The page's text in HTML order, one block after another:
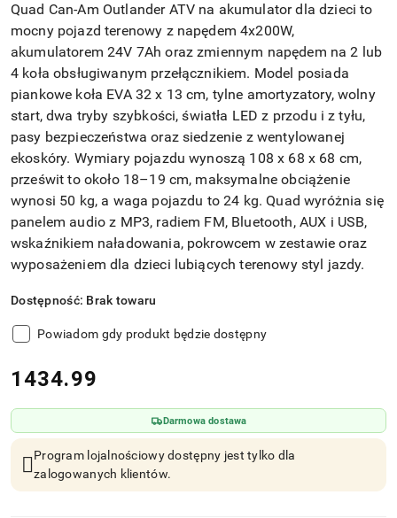
Quad Can-Am Outlander ATV na akumulator dla dzieci to
mocny pojazd terenowy z napędem 4x200W,
akumulatorem 24V 7Ah oraz zmiennym napędem na 2 lub
4 koła obsługiwanym przełącznikiem. Model posiada
piankowe koła EVA 32 x 13 cm, tylne amortyzatory, wolny
start, dwa tryby szybkości, światła LED z przodu i z tyłu,
pasy bezpieczeństwa oraz siedzenie z wentylowanej
ekoskóry. Wymiary pojazdu wynoszą 108 x 68 x 68 cm,
prześwit to około 18–19 cm, maksymalne obciążenie
wynosi 50 kg, a waga pojazdu to 24 kg. Quad wyróżnia się
panelem audio z MP3, radiem FM, Bluetooth, AUX i USB,
wskaźnikiem naładowania, pokrowcem w zestawie oraz
wyposażeniem dla dzieci lubiących terenowy styl jazdy.
Dostępność: Brak towaru
Powiadom gdy produkt będzie dostępny
cena:
1434.99
Darmowa dostawa
Program lojalnościowy dostępny jest tylko dla
zalogowanych klientów.